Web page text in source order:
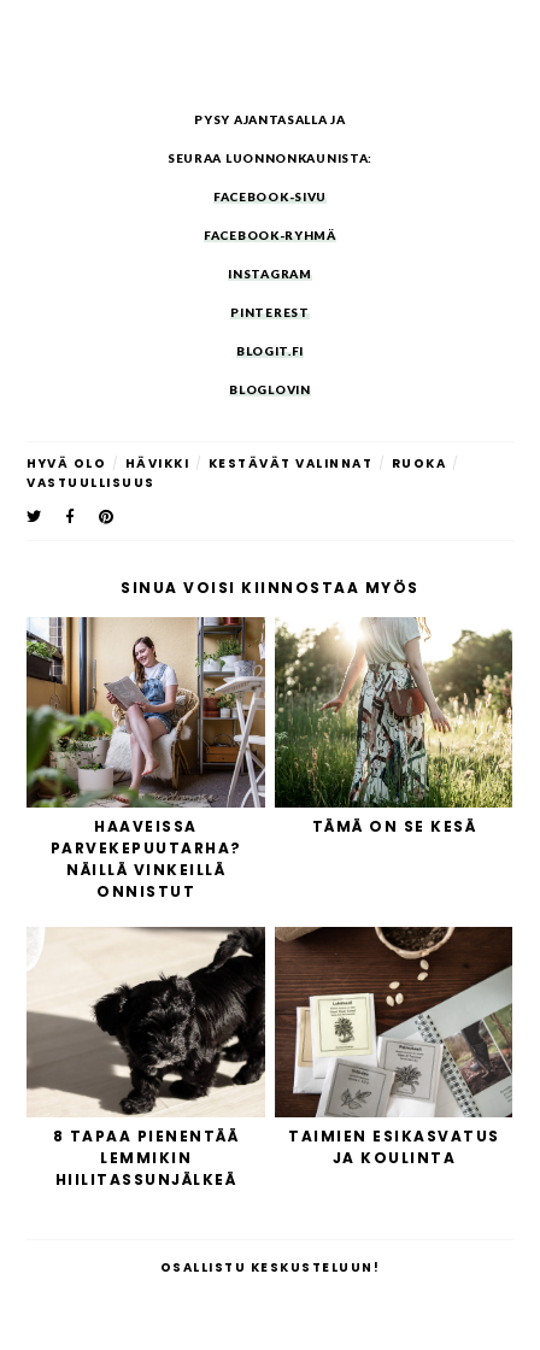
PYSY AJANTASALLA JA
SEURAA LUONNONKAUNISTA:
FACEBOOK-SIVU
FACEBOOK-RYHMÄ
INSTAGRAM
PINTEREST
BLOGIT.FI
BLOGLOVIN
HYVÄ OLO / HÄVIKKI / KESTÄVÄT VALINNAT / RUOKA /
VASTUULLISUUS
SINUA VOISI KIINNOSTAA MYÖS
HAAVEISSA
PARVEKEPUUTARHA?
NÄILLÄ VINKEILLÄ
ONNISTUT
TÄMÄ ON SE KESÄ
8 TAPAA PIENENTÄÄ
LEMMIKIN
HIILITASSUNJÄLKEÄ
TAIMIEN ESIKASVATUS
JA KOULINTA
OSALLISTU KESKUSTELUUN!